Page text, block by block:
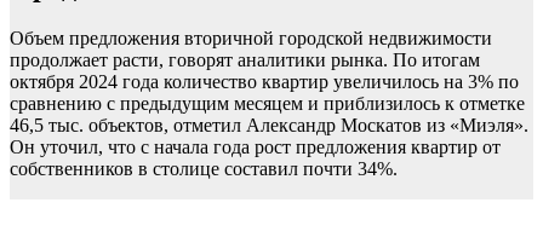
Объем предложения вторичной городской недвижимости
продолжает расти, говорят аналитики рынка. По итогам
октября 2024 года количество квартир увеличилось на 3% по
сравнению с предыдущим месяцем и приблизилось к отметке
46,5 тыс. объектов, отметил Александр Москатов из «Миэля».
Он уточил, что с начала года рост предложения квартир от
собственников в столице составил почти 34%.